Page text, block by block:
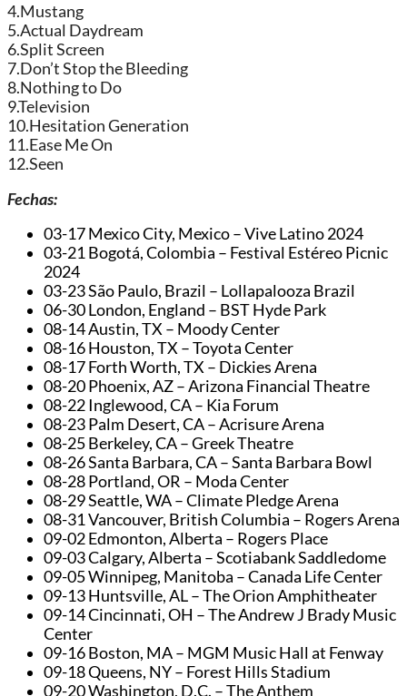
4.Mustang
5.Actual Daydream
6.Split Screen
7.Don’t Stop the Bleeding
8.Nothing to Do
9.Television
10.Hesitation Generation
11.Ease Me On
12.Seen
Fechas:
03-17 Mexico City, Mexico – Vive Latino 2024
03-21 Bogotá, Colombia – Festival Estéreo Picnic
2024
03-23 São Paulo, Brazil – Lollapalooza Brazil
06-30 London, England – BST Hyde Park
08-14 Austin, TX – Moody Center
08-16 Houston, TX – Toyota Center
08-17 Forth Worth, TX – Dickies Arena
08-20 Phoenix, AZ – Arizona Financial Theatre
08-22 Inglewood, CA – Kia Forum
08-23 Palm Desert, CA – Acrisure Arena
08-25 Berkeley, CA – Greek Theatre
08-26 Santa Barbara, CA – Santa Barbara Bowl
08-28 Portland, OR – Moda Center
08-29 Seattle, WA – Climate Pledge Arena
08-31 Vancouver, British Columbia – Rogers Arena
09-02 Edmonton, Alberta – Rogers Place
09-03 Calgary, Alberta – Scotiabank Saddledome
09-05 Winnipeg, Manitoba – Canada Life Center
09-13 Huntsville, AL – The Orion Amphitheater
09-14 Cincinnati, OH – The Andrew J Brady Music
Center
09-16 Boston, MA – MGM Music Hall at Fenway
09-18 Queens, NY – Forest Hills Stadium
09-20 Washington, D.C. – The Anthem